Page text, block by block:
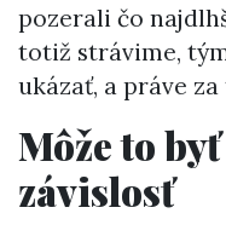
pozerali čo
totiž strávime,
ukázať, a práve
Môže to
závislosť